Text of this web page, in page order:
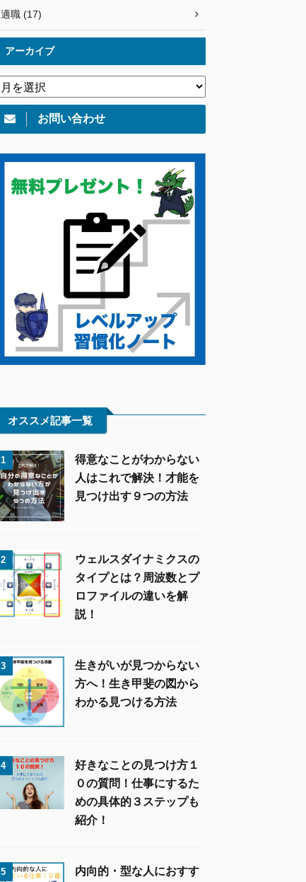
適職 (17)
アーカイブ
お問い合わせ
オススメ記事一覧
1
得意なことがわからない
人はこれで解決！才能を
見つけ出す９つの方法
2
ウェルスダイナミクスの
タイプとは？周波数とプ
ロファイルの違いを解
説！
3
生きがいが見つからない
方へ！生き甲斐の図から
わかる見つける方法
4
好きなことの見つけ方１
０の質問！仕事にするた
めの具体的３ステップも
紹介！
5
内向的・型な人におすす